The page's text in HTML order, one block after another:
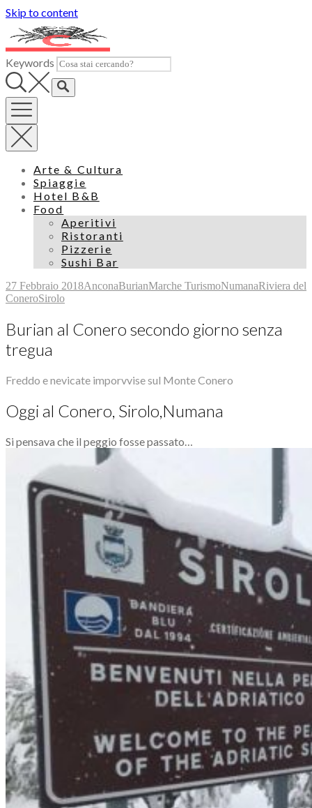
Skip to content
Keywords
Arte & Cultura
Spiaggie
Hotel B&B
Food
Aperitivi
Ristoranti
Pizzerie
Sushi Bar
27 Febbraio 2018AnconaBurianMarche TurismoNumanaRiviera del
ConeroSirolo
Burian al Conero secondo giorno senza
tregua
Freddo e nevicate imporvvise sul Monte Conero
Oggi al Conero, Sirolo,Numana
Si pensava che il peggio fosse passato…